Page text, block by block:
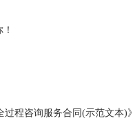
程咨询服务合同(示范文本)》